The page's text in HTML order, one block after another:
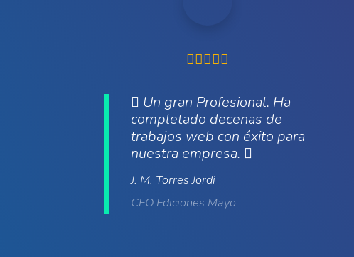
Un gran Profesional. Ha
completado decenas de
trabajos web con éxito para
nuestra empresa.
J. M. Torres Jordi
CEO Ediciones Mayo